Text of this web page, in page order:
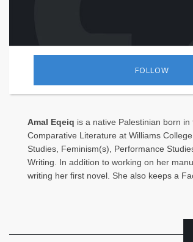
Qatar
Arabia
Syria
Tunisia
FOLLOW
Amal Eqeiq is a native Palestinian born
Comparative Literature at Williams
Studies, Feminism(s), Performance
Writing. In addition to working on her
writing her first novel. She also keeps a